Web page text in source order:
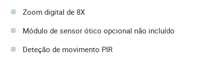
Zoom digital de 8X
Módulo de sensor ótico opcional não incluído
Deteção de movimento PIR